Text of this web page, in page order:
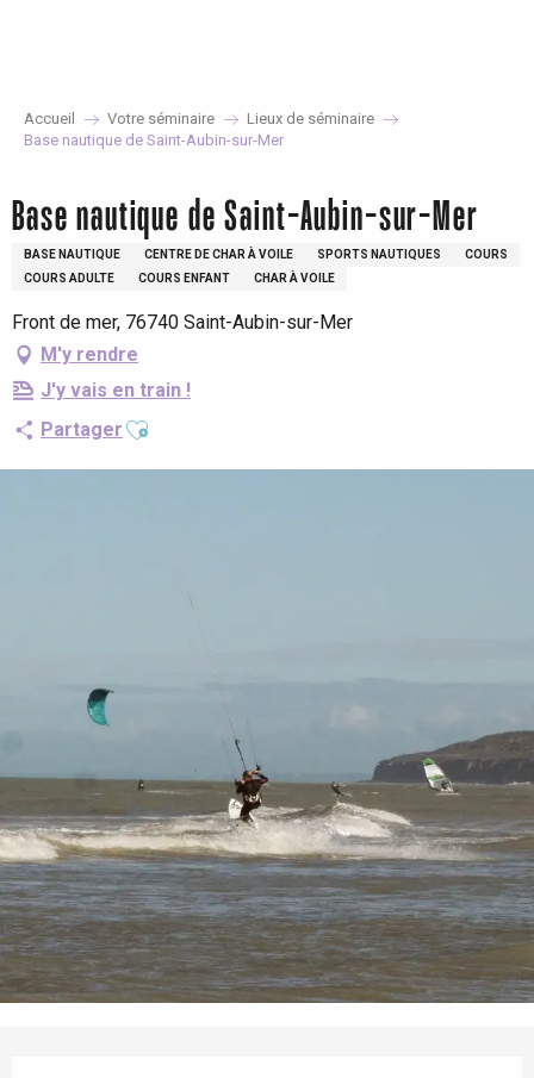
Accueil Votre séminaire
Lieux de séminaire
Base nautique de Saint-Aubin-sur-Mer
Base nautique de Saint-Aubin-sur-Mer
BASE NAUTIQUE CENTRE DE CHAR À VOILE SPORTS NAUTIQUES
COURS
COURS ADULTE
COURS ENFANT CHAR À VOILE
Front de mer, 76740 Saint-Aubin-sur-Mer
M'y rendre
J'y vais en train !
Partager Ajouter aux favoris